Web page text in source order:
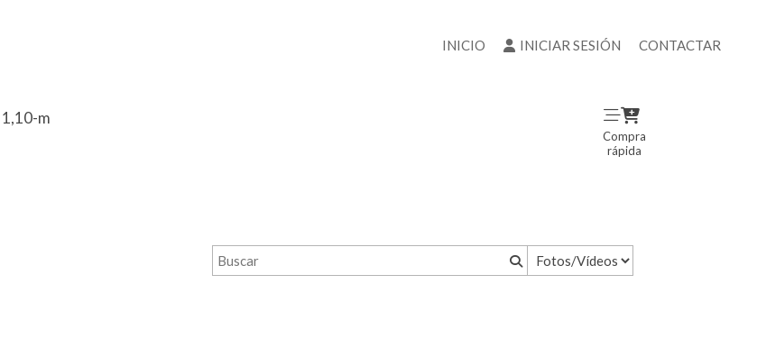
INICIO INICIAR SESIÓN CONTACTAR
1,10-m
Compra
rápida